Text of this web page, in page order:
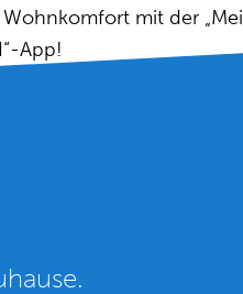
mit der
App!